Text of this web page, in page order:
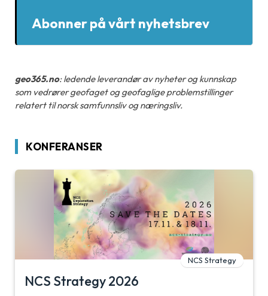
Abonner på vårt nyhetsbrev
geo365.no: ledende leverandør av nyheter og kunnskap
som vedrører geofaget og geofaglige problemstillinger
relatert til norsk samfunnsliv og næringsliv.
KONFERANSER
NCS Strategy
NCS Strategy 2026